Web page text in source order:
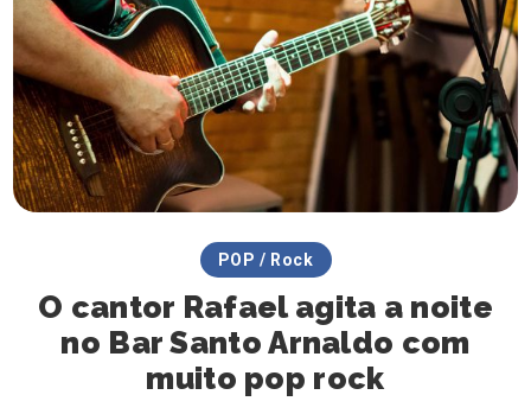
POP / Rock
O cantor Rafael agita a noite
no Bar Santo Arnaldo com
muito pop rock